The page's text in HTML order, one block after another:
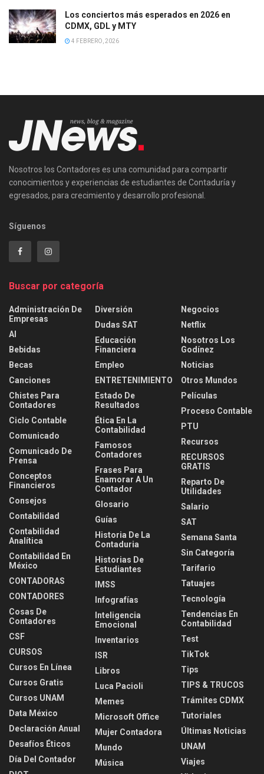
Los conciertos más esperados en 2026 en
CDMX, GDL y MTY
4 FEBRERO, 2026
Nosotros los Contadores es una comunidad para compartir
conocimientos y experiencias de estudiantes de Contaduría y
egresados, para crecimiento y desarrollo profesional.
Síguenos
Buscar por categoría
Administración De
Empresas
AI
Bebidas
Becas
Canciones
Chistes Para
Contadores
Ciclo Contable
Comunicado
Comunicado De
Prensa
Conceptos
Financieros
Consejos
Contabilidad
Contabilidad
Analítica
Contabilidad En
México
CONTADORAS
CONTADORES
Cosas De
Contadores
CSF
CURSOS
Cursos En Línea
Cursos Gratis
Cursos UNAM
Data México
Declaración Anual
Desafíos Éticos
Día Del Contador
Diversión
Dudas SAT
Educación
Financiera
Empleo
ENTRETENIMIENTO
Estado De
Resultados
Ética En La
Contabilidad
Famosos
Contadores
Frases Para
Enamorar A Un
Contador
Glosario
Guías
Historia De La
Contaduria
Historias De
Estudiantes
IMSS
Infografías
Inteligencia
Emocional
Inventarios
ISR
Libros
Luca Pacioli
Memes
Microsoft Office
Mujer Contadora
Mundo
Música
Negocios
Netflix
Nosotros Los
Godínez
Noticias
Otros Mundos
Películas
Proceso Contable
PTU
Recursos
RECURSOS
GRATIS
Reparto De
Utilidades
Salario
SAT
Semana Santa
Sin Categoría
Tarifario
Tatuajes
Tecnología
Tendencias En
Contabilidad
Test
TikTok
Tips
TIPS & TRUCOS
Trámites CDMX
Tutoriales
Últimas Noticias
UNAM
Viajes